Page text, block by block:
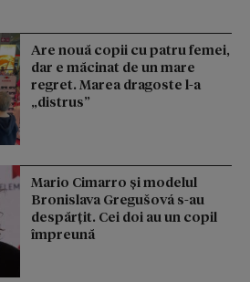
Are nouă copii cu patru femei,
dar e măcinat de un mare
regret. Marea dragoste l-a
„distrus”
Mario Cimarro și modelul
Bronislava Gregušová s-au
despărțit. Cei doi au un copil
împreună